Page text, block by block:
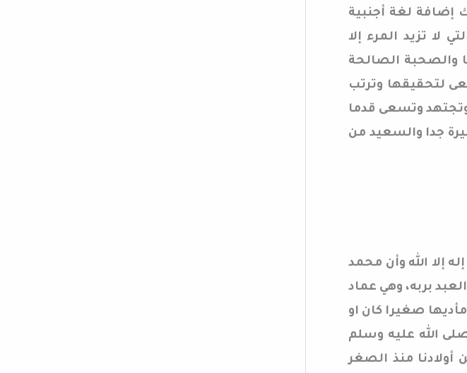
إضافة لغة أجنبية
لا تزيد المرء إلا
والصحبة الصالحة
لتحقيقها وترتب
وتسعى قدما
جدا والسعيد من
إلا الله وأن محمد
بربه، وهي عماد
صغيرا كان او
الله عليه وسلم
منذ الصغر